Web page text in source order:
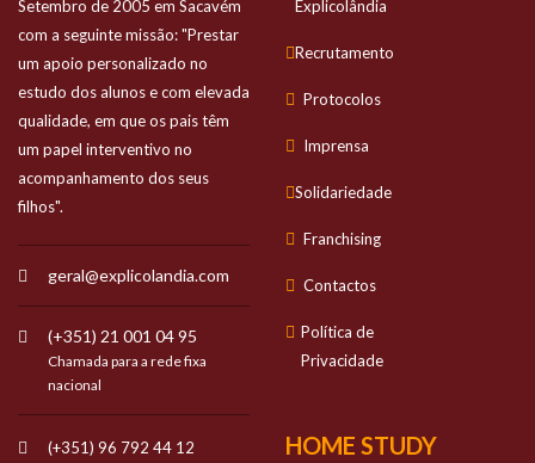
Setembro de 2005 em Sacavém
com a seguinte missão: "Prestar
um apoio personalizado no
estudo dos alunos e com elevada
qualidade, em que os pais têm
um papel interventivo no
acompanhamento dos seus
filhos".
geral@explicolandia.com
(+351) 21 001 04 95
Chamada para a rede fixa
nacional
(+351) 96 792 44 12
Explicolândia
Recrutamento
Protocolos
Imprensa
Solidariedade
Franchising
Contactos
Política de
Privacidade
HOME STUDY